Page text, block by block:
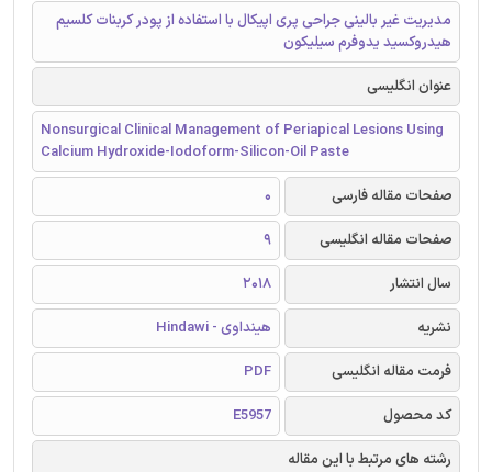
مدیریت غیر بالینی جراحی پری اپیکال با استفاده از پودر کربنات کلسیم
هیدروکسید یدوفرم سیلیکون
عنوان انگلیسی
Nonsurgical Clinical Management of Periapical Lesions Using
Calcium Hydroxide-Iodoform-Silicon-Oil Paste
صفحات مقاله فارسی
0
صفحات مقاله انگلیسی
9
سال انتشار
2018
نشریه
هینداوی - Hindawi
فرمت مقاله انگلیسی
PDF
کد محصول
E5957
رشته های مرتبط با این مقاله